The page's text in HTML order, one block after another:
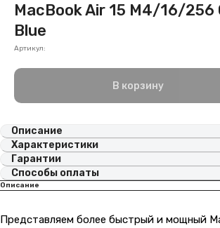
MacBook Air 15 M4/16/256
Blue
Артикул:
В корзину
Описание
Характеристики
Гарантии
Способы оплаты
Описание
Представляем более быстрый и мощный